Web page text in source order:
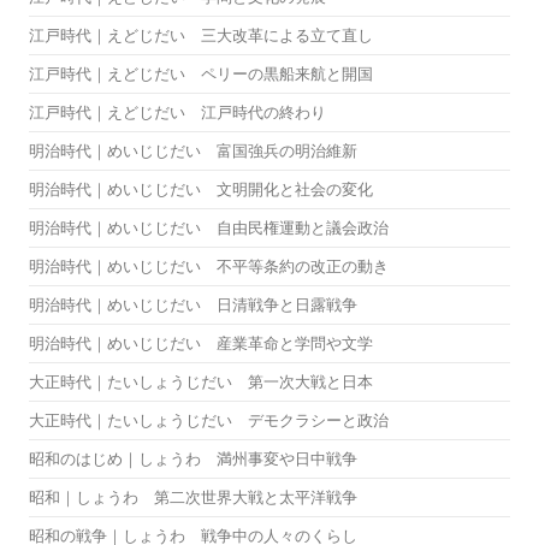
江戸時代｜えどじだい 三大改革による立て直し
江戸時代｜えどじだい ペリーの黒船来航と開国
江戸時代｜えどじだい 江戸時代の終わり
明治時代｜めいじじだい 富国強兵の明治維新
明治時代｜めいじじだい 文明開化と社会の変化
明治時代｜めいじじだい 自由民権運動と議会政治
明治時代｜めいじじだい 不平等条約の改正の動き
明治時代｜めいじじだい 日清戦争と日露戦争
明治時代｜めいじじだい 産業革命と学問や文学
大正時代｜たいしょうじだい 第一次大戦と日本
大正時代｜たいしょうじだい デモクラシーと政治
昭和のはじめ｜しょうわ 満州事変や日中戦争
昭和｜しょうわ 第二次世界大戦と太平洋戦争
昭和の戦争｜しょうわ 戦争中の人々のくらし